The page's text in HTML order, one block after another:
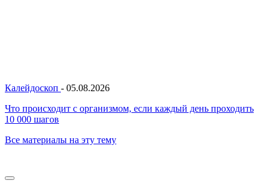
Калейдоскоп - 05.08.2026
Что происходит с организмом, если каждый день проходить
10 000 шагов
Все материалы на эту тему